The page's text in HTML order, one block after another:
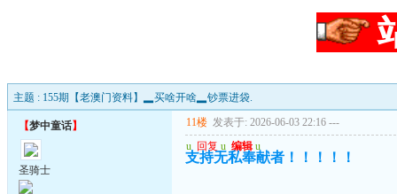
主题 : 155期【老澳门资料】▂买啥开啥▂钞票进袋.
【梦中童话】
圣骑士
11楼 发表于: 2026-06-03 22:16 ---
u 回复 u 编辑 u
支持无私奉献者！！！！！